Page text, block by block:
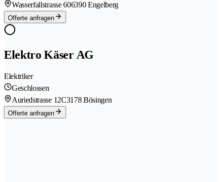
Wasserfallstrasse 606390 Engelberg
Offerte anfragen
Elektro Käser AG
Elektriker
Geschlossen
Auriedstrasse 12C3178 Bösingen
Offerte anfragen